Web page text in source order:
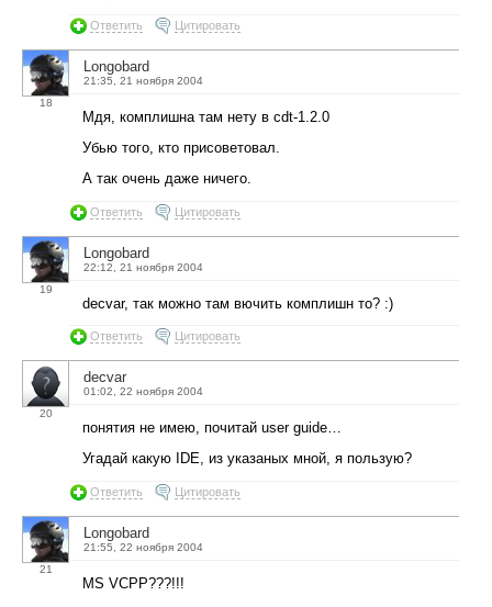
Ответить Цитировать
18
Longobard
21:35, 21 ноября 2004
Мдя, комплишна там нету в cdt-1.2.0
Убью того, кто присоветовал.
А так очень даже ничего.
Ответить Цитировать
19
Longobard
22:12, 21 ноября 2004
decvar, так можно там вючить комплишн то? :)
Ответить Цитировать
20
decvar
01:02, 22 ноября 2004
понятия не имею, почитай user guide…
Угадай какую IDE, из указаных мной, я пользую?
Ответить Цитировать
21
Longobard
21:55, 22 ноября 2004
MS VCPP???!!!